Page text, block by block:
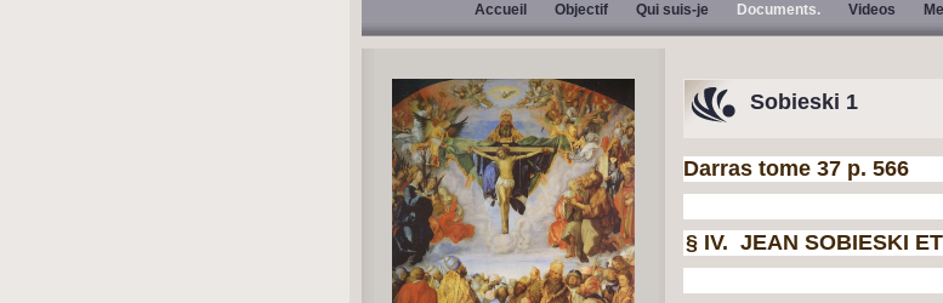
Accueil Objectif Qui suis-je Documents. Videos
Sobieski 1
Darras tome 37 p. 566
§ IV. JEAN SOBIESKI